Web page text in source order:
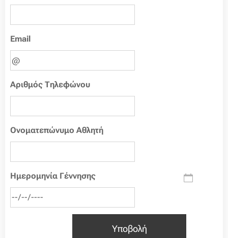
Email
Αριθμός Τηλεφώνου
Ονοματεπώνυμο Αθλητή
Ημερομηνία Γέννησης
Υποβολή